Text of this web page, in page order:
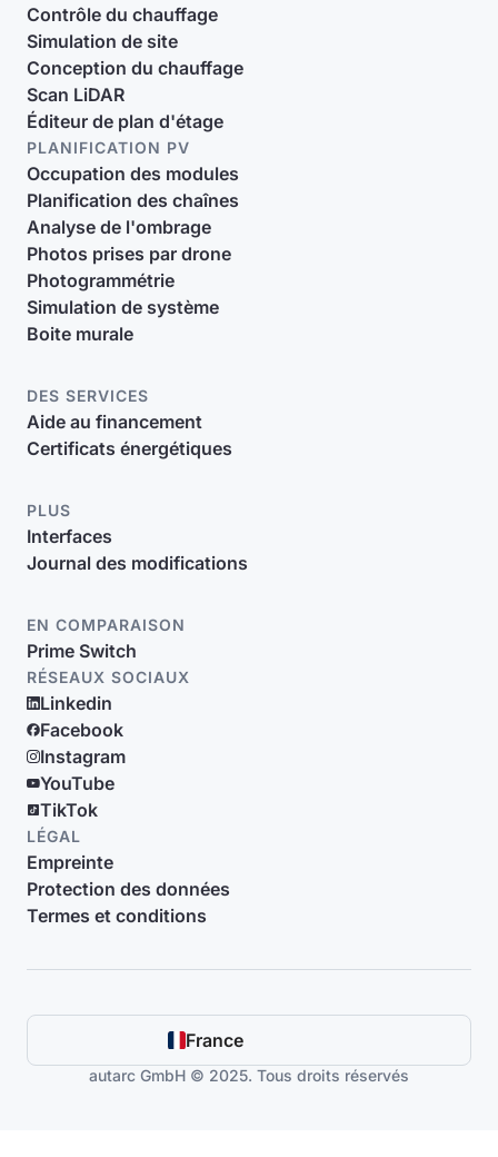
Contrôle du chauffage
Simulation de site
Conception du chauffage
Scan LiDAR
Éditeur de plan d'étage
PLANIFICATION PV
Occupation des modules
Planification des chaînes
Analyse de l'ombrage
Photos prises par drone
Photogrammétrie
Simulation de système
Boite murale
DES SERVICES
Aide au financement
Certificats énergétiques
PLUS
Interfaces
Journal des modifications
EN COMPARAISON
Prime Switch
RÉSEAUX SOCIAUX
Linkedin
Facebook
Instagram
YouTube
TikTok
LÉGAL
Empreinte
Protection des données
Termes et conditions
France
autarc GmbH © 2025. Tous droits réservés